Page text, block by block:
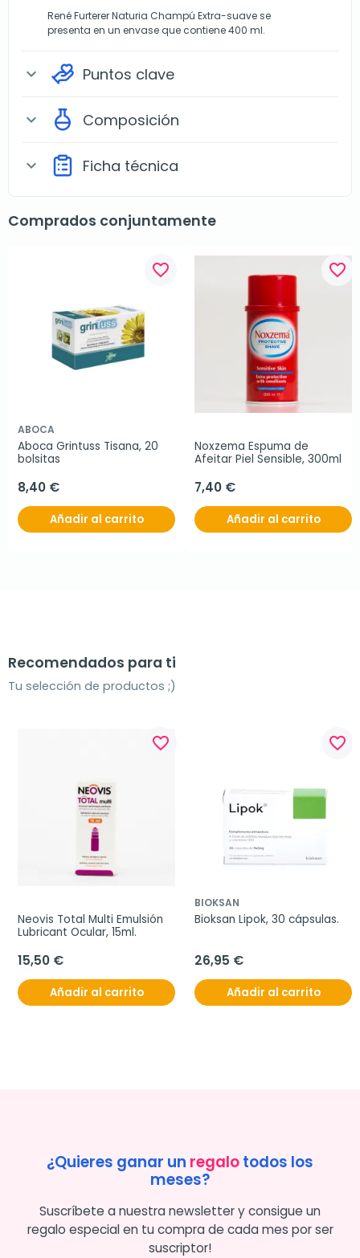
René Furterer Naturia Champú Extra-suave se
presenta en un envase que contiene 400 ml.
expand_more Puntos clave
expand_more Composición
expand_more Ficha técnica
Comprados conjuntamente
favorite_border
ABOCA
Aboca Grintuss Tisana, 20
bolsitas
8,40 €
Añadir al carrito
favorite_border
Noxzema Espuma de
Afeitar Piel Sensible, 300ml
7,40 €
Añadir al carrito
Recomendados para ti
Tu selección de productos ;)
favorite_border
Neovis Total Multi Emulsión
Lubricant Ocular, 15ml.
15,50 €
Añadir al carrito
favorite_border
BIOKSAN
Bioksan Lipok, 30 cápsulas.
26,95 €
Añadir al carrito
¿Quieres ganar un regalotodos los
meses?
Suscríbete a nuestra newsletter y consigue un
regalo especial en tu compra de cada mes por ser
suscriptor!